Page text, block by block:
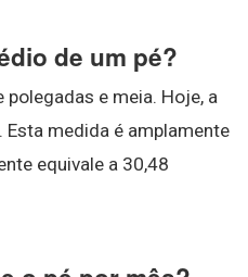
de um pé?
polegadas e meia. Hoje, a
. Esta medida é amplamente
equivale a 30,48